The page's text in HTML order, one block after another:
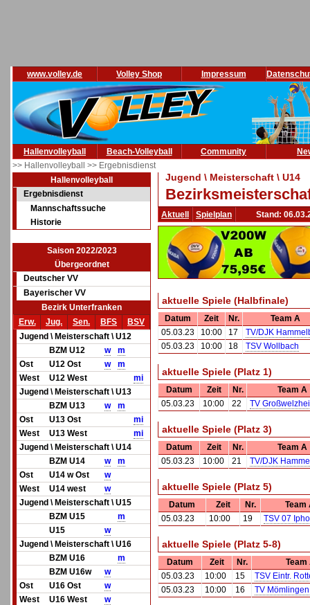
www.volley.de Volley Shop Impressum
Hallenvolleyball Beach-Volleyball Community
>> Hallenvolleyball >> Ergebnisdienst
Hallenvolleyball
Ergebnisdienst
Mannschaftssuche
Historie
Saison 2022/2023
Übergeordnet
Deutscher VV
Bayerischer VV
Bezirk Unterfranken
Erw.
Jug. Sen. BFS
BSV
Jugend \ Meisterschaft \ U12
BZM U12
w
m
Ost
U12 Ost w
m
West
U12 West
mi
Jugend \ Meisterschaft \ U13
BZM U13
w
m
Ost
U13 Ost
mi
West
U13 West
mi
Jugend \ Meisterschaft \ U14
BZM U14
w
m
Ost
U14 w Ost
w
West
U14 west
w
Jugend \ Meisterschaft \ U15
BZM U15
m
U15
w
Jugend \ Meisterschaft \ U16
BZM U16
m
BZM U16w
w
Ost
U16 Ost
w
West
U16 West
w
Jugend \ Meisterschaft \ U14
Aktuell Spielplan Stand:
aktuelle Spiele (Halbfinale)
Datum Zeit Nr.
Team A
05.03.23
10:00 17
TV/DJK
05.03.23
10:00 18 TSV Wollbach
aktuelle Spiele (Platz 1)
Datum Zeit Nr.
Team A
05.03.23
10:00 22 TV
aktuelle Spiele (Platz 3)
Datum Zeit Nr.
Team A
05.03.23
10:00 21 TV/DJK
aktuelle Spiele (Platz 5)
Datum Zeit Nr.
Team
05.03.23
10:00 19 TSV 07
aktuelle Spiele (Platz 5-8)
Datum Zeit Nr.
Team
05.03.23
10:00 15
TSV Eintr.
05.03.23
10:00 16 TV Mömlingen